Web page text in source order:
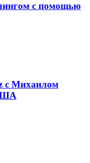
с помощью
с Михаилом